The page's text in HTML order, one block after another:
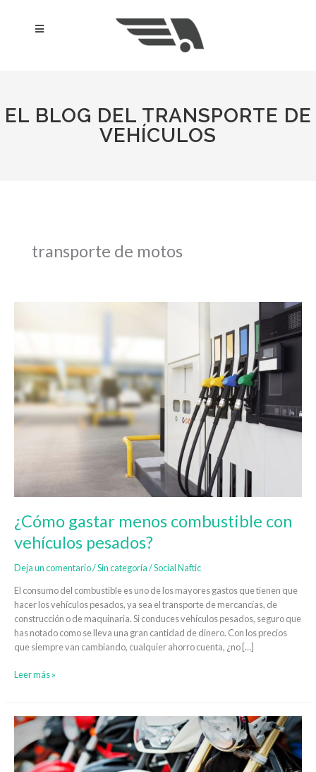
contenidoMenú
EL BLOG DEL TRANSPORTE DE
VEHÍCULOS
transporte de motos
¿Cómo gastar menos combustible con
vehículos pesados?
Deja un comentario/Sin categoría/Social Naftic
El consumo del combustible es uno de los mayores gastos que tienen que
hacer los vehículos pesados, ya sea el transporte de mercancías, de
construcción o de maquinaria. Si conduces vehículos pesados, seguro que
has notado como se lleva una gran cantidad de dinero. Con los precios
que siempre van cambiando, cualquier ahorro cuenta, ¿no […]
con
vehículos
pesados?
Leer más »
Guía
elegir
una